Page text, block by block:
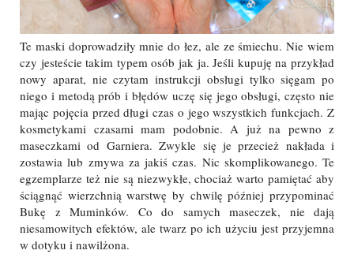
Te maski doprowadziły mnie do łez, ale ze śmiechu. Nie wiem
czy jesteście takim typem osób jak ja. Jeśli kupuję na przykład
nowy aparat, nie czytam instrukcji obsługi tylko sięgam po
niego i metodą prób i błędów uczę się jego obsługi, często nie
mając pojęcia przed długi czas o jego wszystkich funkcjach. Z
kosmetykami czasami mam podobnie. A już na pewno z
maseczkami od Garniera. Zwykle się je przecież nakłada i
zostawia lub zmywa za jakiś czas. Nic skomplikowanego. Te
egzemplarze też nie są niezwykłe, chociaż warto pamiętać aby
ściągnąć wierzchnią warstwę by chwilę później przypominać
Bukę z Muminków. Co do samych maseczek, nie dają
niesamowitych efektów, ale twarz po ich użyciu jest przyjemna
w dotyku i nawilżona.